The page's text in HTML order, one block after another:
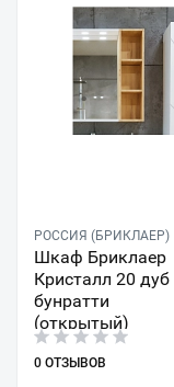
РОССИЯ (БРИКЛАЕР)
Шкаф Бриклаер
Кристалл 20 дуб
бунратти
(открытый)
0 ОТЗЫВОВ